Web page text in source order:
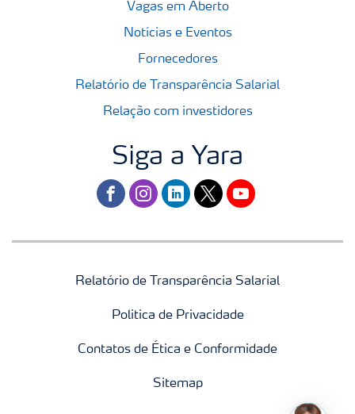
Vagas em Aberto
Notícias e Eventos
Fornecedores
Relatório de Transparência Salarial
Relação com investidores
Siga a Yara
facebookinstagram
linkedintwitteryoutube
Relatório de Transparência Salarial
Politica de Privacidade
Contatos de Ética e Conformidade
Sitemap